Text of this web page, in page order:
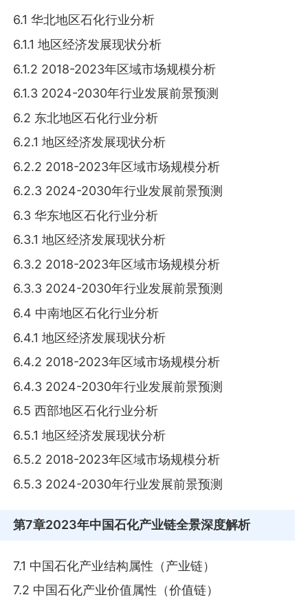
6.1 华北地区石化行业分析
6.1.1 地区经济发展现状分析
6.1.2 2018-2023年区域市场规模分析
6.1.3 2024-2030年行业发展前景预测
6.2 东北地区石化行业分析
6.2.1 地区经济发展现状分析
6.2.2 2018-2023年区域市场规模分析
6.2.3 2024-2030年行业发展前景预测
6.3 华东地区石化行业分析
6.3.1 地区经济发展现状分析
6.3.2 2018-2023年区域市场规模分析
6.3.3 2024-2030年行业发展前景预测
6.4 中南地区石化行业分析
6.4.1 地区经济发展现状分析
6.4.2 2018-2023年区域市场规模分析
6.4.3 2024-2030年行业发展前景预测
6.5 西部地区石化行业分析
6.5.1 地区经济发展现状分析
6.5.2 2018-2023年区域市场规模分析
6.5.3 2024-2030年行业发展前景预测
第7章2023年中国石化产业链全景深度解析
7.1 中国石化产业结构属性（产业链）
7.2 中国石化产业价值属性（价值链）